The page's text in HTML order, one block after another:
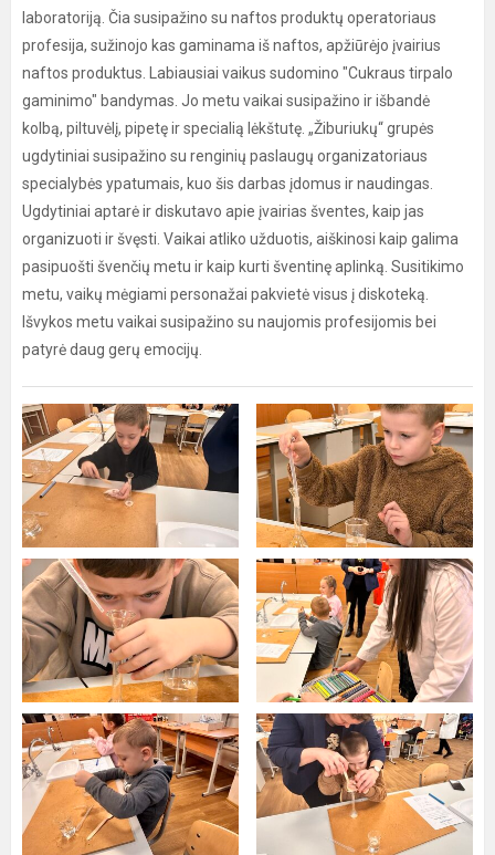
laboratoriją. Čia susipažino su naftos produktų operatoriaus
profesija, sužinojo kas gaminama iš naftos, apžiūrėjo įvairius
naftos produktus️. Labiausiai vaikus sudomino "Cukraus tirpalo
gaminimo" bandymas. Jo metu vaikai susipažino ir išbandė
kolbą, piltuvėlį, pipetę ir specialią lėkštutę. „Žiburiukų“ grupės
ugdytiniai susipažino su renginių paslaugų organizatoriaus
specialybės ypatumais, kuo šis darbas įdomus ir naudingas.
Ugdytiniai aptarė ir diskutavo apie įvairias šventes, kaip jas
organizuoti ir švęsti. Vaikai atliko užduotis, aiškinosi kaip galima
pasipuošti švenčių metu ir kaip kurti šventinę aplinką. Susitikimo
metu, vaikų mėgiami personažai pakvietė visus į diskoteką.
Išvykos metu vaikai susipažino su naujomis profesijomis bei
patyrė daug gerų emocijų.